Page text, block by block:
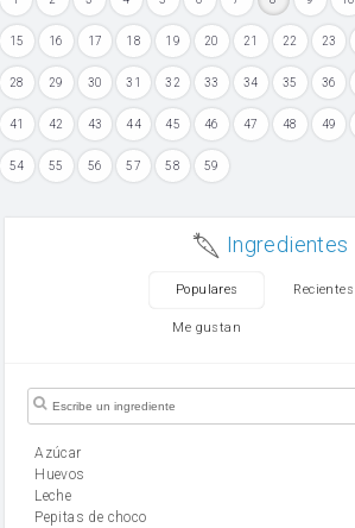
15 16 17 18 19 20 21 22 23
28 29 30 31 32 33 34 35 36
41 42 43 44 45 46 47 48 49
54 55 56 57 58 59
Ingredientes
Populares Recientes
Me gustan
Azúcar
huevos
leche
Pepitas de choco